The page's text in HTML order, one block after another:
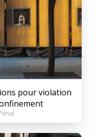
pour violation